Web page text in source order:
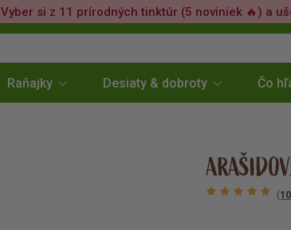
Vyber si z 11 prírodných tinktúr (5 noviniek 🔥) a
Raňajky Desiaty & dobroty Čo
(